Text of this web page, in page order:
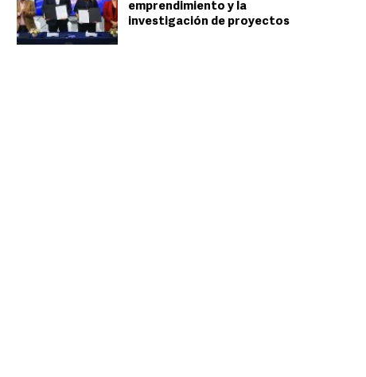
emprendimiento y la
investigación de proyectos